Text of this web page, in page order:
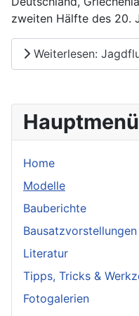
Hauptmenü
Home
Modelle
Bauberichte
Bausatzvorstellungen
Literatur
Tipps, Tricks &
Fotogalerien
zweiten Hälfte des 20.
Weiterlesen: